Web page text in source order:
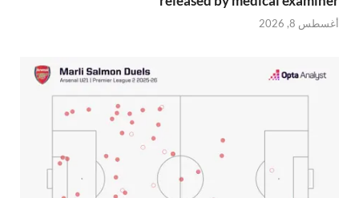
أغسطس 8, 2026